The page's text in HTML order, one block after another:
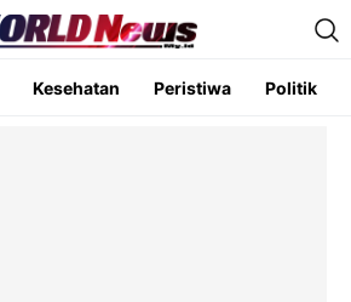
Kesehatan Peristiwa Politik